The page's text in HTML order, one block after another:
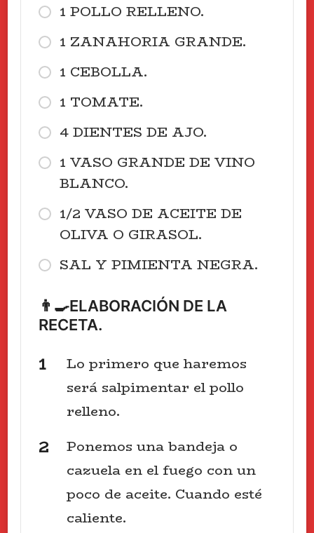
1 POLLO RELLENO.
1 ZANAHORIA GRANDE.
1 CEBOLLA.
1 TOMATE.
4 DIENTES DE AJO.
1 VASO GRANDE DE VINO
BLANCO.
1/2 VASO DE ACEITE DE
OLIVA O GIRASOL.
SAL Y PIMIENTA NEGRA.
👨‍🍳ELABORACIÓN DE LA
RECETA.
Lo primero que haremos
será salpimentar el pollo
relleno.
Ponemos una bandeja o
cazuela en el fuego con un
poco de aceite. Cuando esté
caliente.